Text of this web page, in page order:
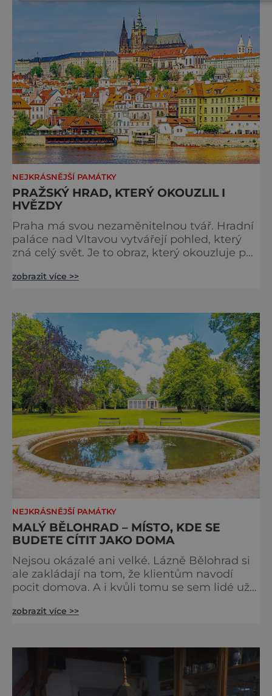
večer plný historie, hudby, tajemství i
dobrodružství pro malé i velké návštěvníky.
Málokdo ví, že dnešní kos
NEJKRÁSNĚJŠÍ PAMÁTKY
PRAŽSKÝ HRAD, KTERÝ OKOUZLIL I
HVĚZDY
Praha má svou nezaměnitelnou tvář. Hradní
paláce nad Vltavou vytvářejí pohled, který
zná celý svět. Je to obraz, který okouzluje po
jediný Čech, který by ho neznal. Pražský hrad
metropole, má ho na seznamu mí
zobrazit více >>
NEJKRÁSNĚJŠÍ PAMÁTKY
MALÝ BĚLOHRAD – MÍSTO, KDE SE
BUDETE CÍTIT JAKO DOMA
Nejsou okázalé ani velké. Lázně Bělohrad si
ale zakládají na tom, že klientům navodí
pocit domova. A i kvůli tomu se sem lidé už
lázeňské koncerty ani velkolepé akce.
nevšimne, ani se jí kolonáda vlastně neříká.
zobrazit více >>